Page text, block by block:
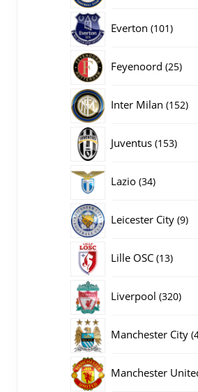
Everton 101101
Feyenoord 2525
Inter Milan 152152
Juventus 153153
Lazio 3434
Leicester City 99
Lille OSC 1313
Liverpool 320320
Manchester City
Manchester